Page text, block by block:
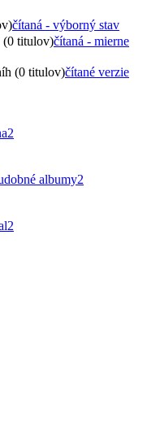
čítaná - výborný stav
(0 titulov)čítaná - mierne
(0 titulov)čítané verzie
2
albumy2
2